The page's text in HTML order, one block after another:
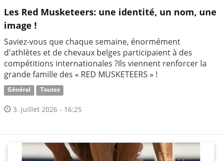
Les Red Musketeers: une identité, un nom, une
image !
Saviez-vous que chaque semaine, énormément
d'athlètes et de chevaux belges participaient à des
compétitions internationales ?Ils viennent renforcer la
grande famille des « RED MUSKETEERS » !
Général Toutes
3. juillet 2026 - 16:25